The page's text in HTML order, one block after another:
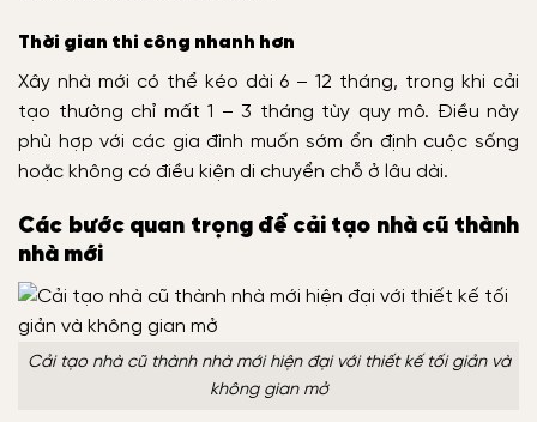
Thời gian thi công nhanh hơn
Xây nhà mới có thể kéo dài 6 – 12 tháng, trong khi cải
tạo thường chỉ mất 1 – 3 tháng tùy quy mô. Điều này
phù hợp với các gia đình muốn sớm ổn định cuộc sống
hoặc không có điều kiện di chuyển chỗ ở lâu dài.
Các bước quan trọng để cải tạo nhà cũ thành
nhà mới
Cải tạo nhà cũ thành nhà mới hiện đại với thiết kế tối giản và
không gian mở